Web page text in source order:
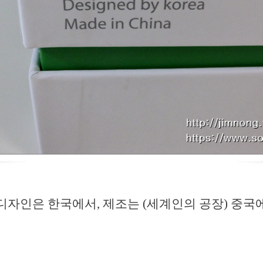
인은 한국에서, 제조는 (세계인의 공장) 중국